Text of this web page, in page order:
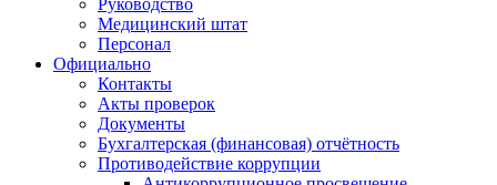
Руководство
Медицинский штат
Персонал
Официально
Контакты
Акты проверок
Документы
Бухгалтерская (финансовая) отчётность
Противодействие коррупции